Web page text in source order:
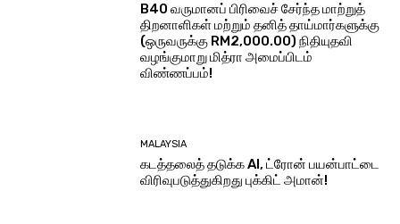
B40 வருமானப் பிரிவைச் சேர்ந்த மாற்றுத்
திறனாளிகள் மற்றும் தனித் தாய்மார்களுக்கு
(ஒருவருக்கு RM2,000.00) நிதியுதவி
வழங்குமாறு மித்ரா அமைப்பிடம்
விண்ணப்பம்!
MALAYSIA
கடத்தலைத் தடுக்க AI, ட்ரோன் பயன்பாட்டை
விரிவுபடுத்துகிறது புக்கிட் அமான்!